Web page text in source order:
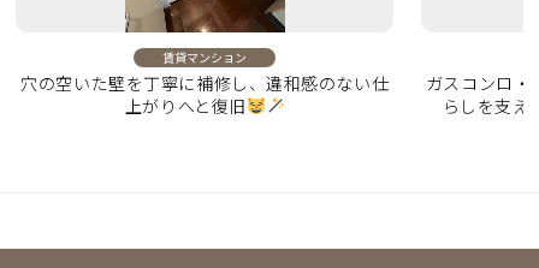
賃貸マンション
穴の空いた壁を丁寧に補修し、違和感のない仕
上がりへと復旧
ガスコンロ・
らしを支え